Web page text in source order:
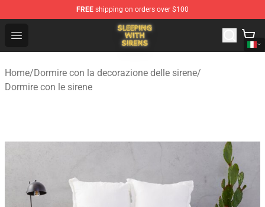
FREE shipping on orders over $100
Open menu
Sleeping With Sirens Store - Official Sleeping With
Home/Dormire con la decorazione delle sirene/
Dormire con le sirene